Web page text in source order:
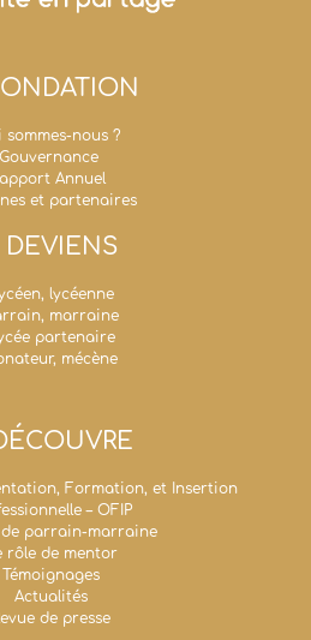
sommes-nous ?
Gouvernance
Annuel
et partenaires
DEVIENS
lycéenne
marraine
partenaire
mécène
Formation, et Insertion
– OFIP
de parrain-marraine
rôle de mentor
Témoignages
Actualités
de presse